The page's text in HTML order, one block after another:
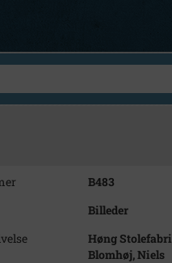
B483
Billeder
Høng
Blomhøj, Niels